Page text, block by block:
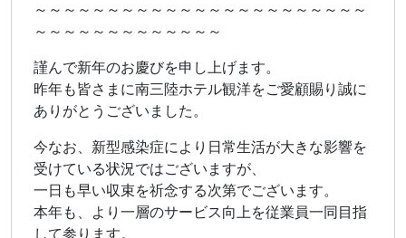
～～～～～～～～～～～～～～～～～～～～～～～
～～～～～～～～～～～～～
謹んで新年のお慶びを申し上げます。
昨年も皆さまに南三陸ホテル観洋をご愛顧賜り誠に
ありがとうございました。
今なお、新型感染症により日常生活が大きな影響を
受けている状況ではございますが、
一日も早い収束を祈念する次第でございます。
本年も、より一層のサービス向上を従業員一同目指
して参ります。